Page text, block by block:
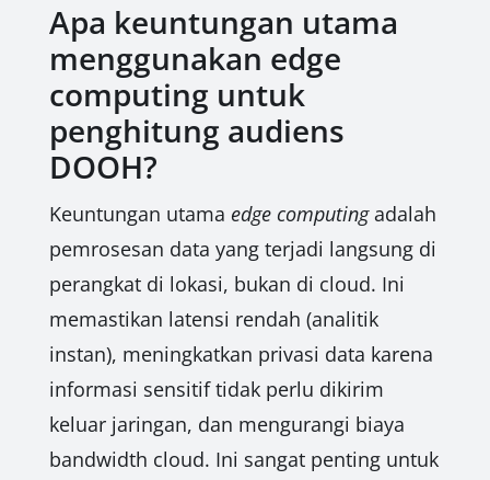
Apa keuntungan utama
menggunakan edge
computing untuk
penghitung audiens
DOOH?
Keuntungan utama edge computingadalah
pemrosesan data yang terjadi langsung di
perangkat di lokasi, bukan di cloud. Ini
memastikan latensi rendah (analitik
instan), meningkatkan privasi data karena
informasi sensitif tidak perlu dikirim
keluar jaringan, dan mengurangi biaya
bandwidth cloud. Ini sangat penting untuk